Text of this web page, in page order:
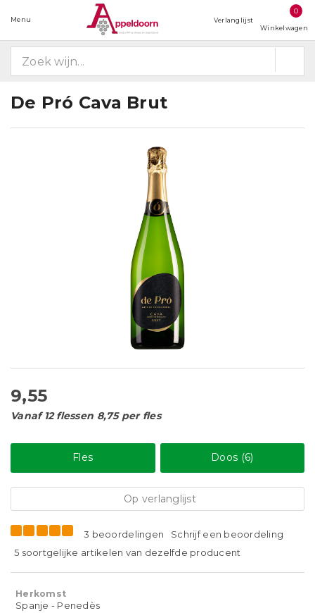
Menu Verlanglijst
0
Winkelwagen
De Pró Cava Brut
9,55
Vanaf 12 flessen 8,75 per fles
Fles Doos (6)
Op verlanglijst
3 beoordelingen
Schrijf een beoordeling
5 soortgelijke artikelen van dezelfde producent
Herkomst
Spanje - Penedès